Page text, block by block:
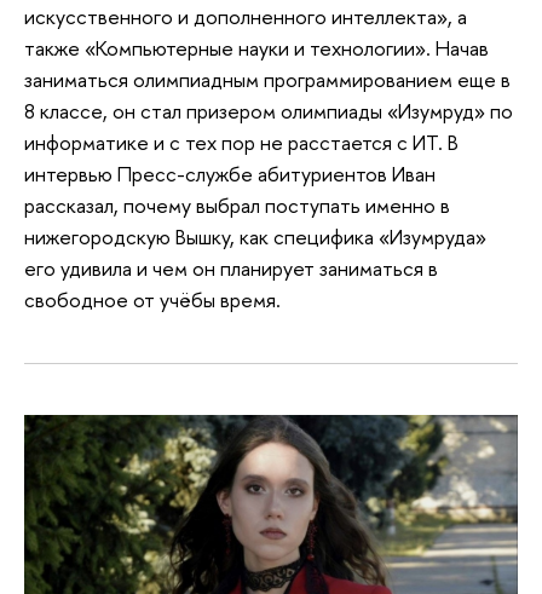
искусственного и дополненного интеллекта», а
также «Компьютерные науки и технологии». Начав
заниматься олимпиадным программированием еще в
8 классе, он стал призером олимпиады «Изумруд» по
информатике и с тех пор не расстается с ИТ. В
интервью Пресс-службе абитуриентов Иван
рассказал, почему выбрал поступать именно в
нижегородскую Вышку, как специфика «Изумруда»
его удивила и чем он планирует заниматься в
свободное от учёбы время.